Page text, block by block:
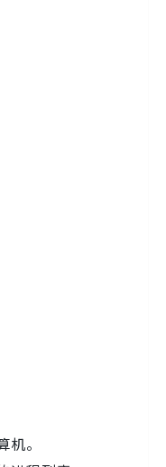
。